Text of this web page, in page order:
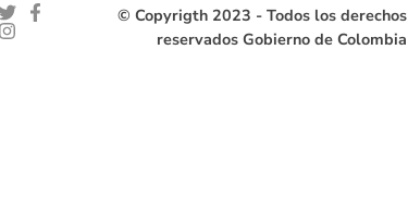
© Copyrigth 2023 - Todos los derechos
reservados Gobierno de Colombia